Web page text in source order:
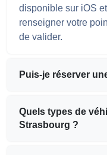
disponible sur iOS
renseigner votre
de valider.
Puis-je réserver
Quels types de
Strasbourg ?